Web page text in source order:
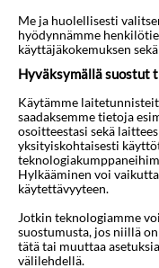
Puerto de Pollenca
Me ja huolellisesti
hyödynnämme
käyttäjäkokemuksen
Hyväksymällä suostut
Käytämme
saadaksemme tietoja
osoitteestasi sekä
yksityiskohtaisesti
Hylkääminen voi
käytettävyyteen.
Jotkin teknologiamme
suostumusta, jos niillä
tätä tai muuttaa
välilehdellä.